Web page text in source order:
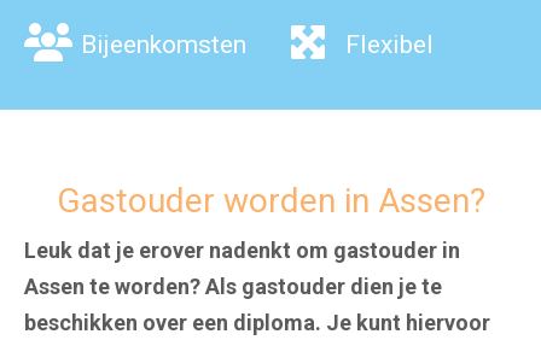
Bijeenkomsten Flexibel
Gastouder worden in Assen?
Leuk dat je erover nadenkt om gastouder in
Assen te worden? Als gastouder dien je te
beschikken over een diploma. Je kunt hiervoor